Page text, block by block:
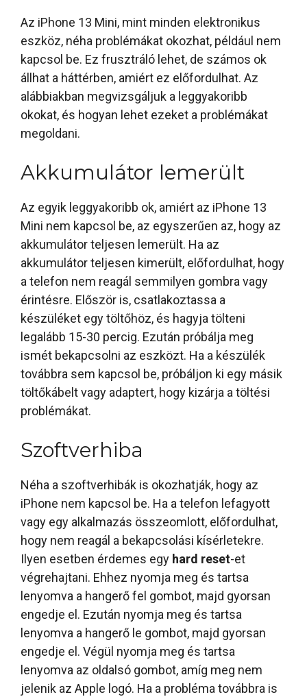
Az iPhone 13 Mini, mint minden elektronikus
eszköz, néha problémákat okozhat, például nem
kapcsol be. Ez frusztráló lehet, de számos ok
állhat a háttérben, amiért ez előfordulhat. Az
alábbiakban megvizsgáljuk a leggyakoribb
okokat, és hogyan lehet ezeket a problémákat
megoldani.
Akkumulátor lemerült
Az egyik leggyakoribb ok, amiért az iPhone 13
Mini nem kapcsol be, az egyszerűen az, hogy az
akkumulátor teljesen lemerült. Ha az
akkumulátor teljesen kimerült, előfordulhat, hogy
a telefon nem reagál semmilyen gombra vagy
érintésre. Először is, csatlakoztassa a
készüléket egy töltőhöz, és hagyja tölteni
legalább 15-30 percig. Ezután próbálja meg
ismét bekapcsolni az eszközt. Ha a készülék
továbbra sem kapcsol be, próbáljon ki egy másik
töltőkábelt vagy adaptert, hogy kizárja a töltési
problémákat.
Szoftverhiba
Néha a szoftverhibák is okozhatják, hogy az
iPhone nem kapcsol be. Ha a telefon lefagyott
vagy egy alkalmazás összeomlott, előfordulhat,
hogy nem reagál a bekapcsolási kísérletekre.
Ilyen esetben érdemes egy hard reset-et
végrehajtani. Ehhez nyomja meg és tartsa
lenyomva a hangerő fel gombot, majd gyorsan
engedje el. Ezután nyomja meg és tartsa
lenyomva a hangerő le gombot, majd gyorsan
engedje el. Végül nyomja meg és tartsa
lenyomva az oldalsó gombot, amíg meg nem
jelenik az Apple logó. Ha a probléma továbbra is